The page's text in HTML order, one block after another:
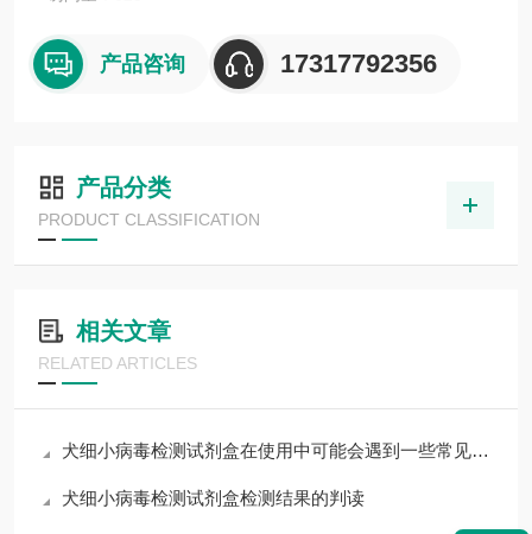
产品咨询 17317792356
产品分类
PRODUCT CLASSIFICATION
相关文章
RELATED ARTICLES
犬细小病毒检测试剂盒在使用中可能会遇到一些常见问题
犬细小病毒检测试剂盒检测结果的判读